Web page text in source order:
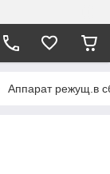
Аппарат режущ.в